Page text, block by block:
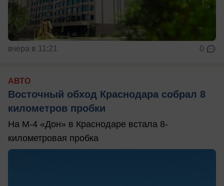
вчера в 11:21 0
АВТО
Восточный обход Краснодара собрал 8
километров пробки
На М-4 «Дон» в Краснодаре встала 8-
километровая пробка